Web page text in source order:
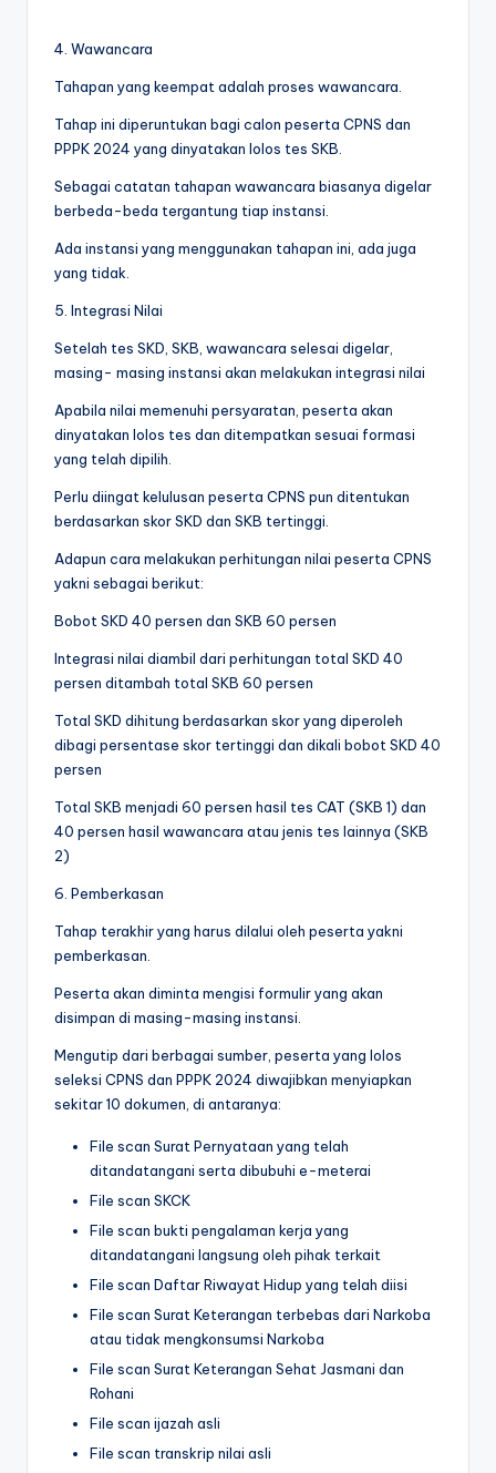
4. Wawancara
Tahapan yang keempat adalah proses wawancara.
Tahap ini diperuntukan bagi calon peserta CPNS dan
PPPK 2024 yang dinyatakan lolos tes SKB.
Sebagai catatan tahapan wawancara biasanya digelar
berbeda-beda tergantung tiap instansi.
Ada instansi yang menggunakan tahapan ini, ada juga
yang tidak.
5. Integrasi Nilai
Setelah tes SKD, SKB, wawancara selesai digelar,
masing- masing instansi akan melakukan integrasi nilai
Apabila nilai memenuhi persyaratan, peserta akan
dinyatakan lolos tes dan ditempatkan sesuai formasi
yang telah dipilih.
Perlu diingat kelulusan peserta CPNS pun ditentukan
berdasarkan skor SKD dan SKB tertinggi.
Adapun cara melakukan perhitungan nilai peserta CPNS
yakni sebagai berikut:
Bobot SKD 40 persen dan SKB 60 persen
Integrasi nilai diambil dari perhitungan total SKD 40
persen ditambah total SKB 60 persen
Total SKD dihitung berdasarkan skor yang diperoleh
dibagi persentase skor tertinggi dan dikali bobot SKD 40
persen
Total SKB menjadi 60 persen hasil tes CAT (SKB 1) dan
40 persen hasil wawancara atau jenis tes lainnya (SKB
2)
6. Pemberkasan
Tahap terakhir yang harus dilalui oleh peserta yakni
pemberkasan.
Peserta akan diminta mengisi formulir yang akan
disimpan di masing-masing instansi.
Mengutip dari berbagai sumber, peserta yang lolos
seleksi CPNS dan PPPK 2024 diwajibkan menyiapkan
sekitar 10 dokumen, di antaranya:
File scan Surat Pernyataan yang telah
ditandatangani serta dibubuhi e-meterai
File scan SKCK
File scan bukti pengalaman kerja yang
ditandatangani langsung oleh pihak terkait
File scan Daftar Riwayat Hidup yang telah diisi
File scan Surat Keterangan terbebas dari Narkoba
atau tidak mengkonsumsi Narkoba
File scan Surat Keterangan Sehat Jasmani dan
Rohani
File scan ijazah asli
File scan transkrip nilai asli